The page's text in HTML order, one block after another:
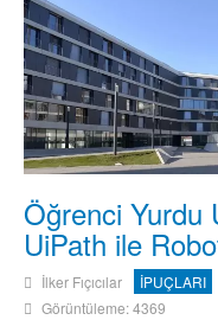
Öğrenci Yurdu
UiPath ile
İlker Fıçıcılar İPUÇLARI
Görüntüleme: 4369